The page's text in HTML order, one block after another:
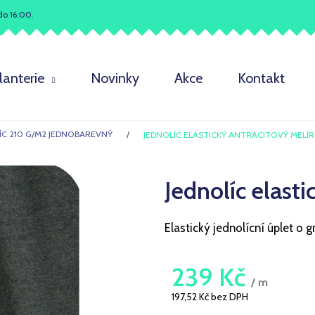
16:00.
Novinky Akce Kontakt
210 G/M2 JEDNOBAREVNÝ JEDNOLÍC ELASTICKÝ ANTRACITOVÝ MELÍR
Jednolíc
Elastický jednolícní úplet o
239 Kč / m
197,52 Kč bez DPH
Co potřebujete najít?
HLEDAT
Doporučujeme